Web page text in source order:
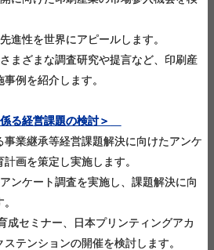
を世界にアピールします。
ざまな調査研究や提言など、印刷産
例を紹介します。
る経営課題の検討＞
業継承等経営課題解決に向けたアンケ
画を策定し実施します。
ンケート調査を実施し、課題解決に向
。
成セミナー、 日本プリンティングアカ
テンションの開催を検討します。